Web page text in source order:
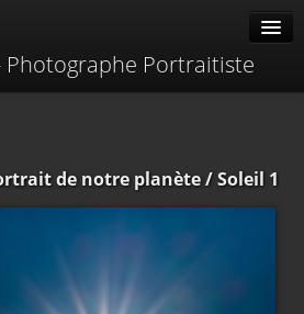
Photographe Portraitiste
de notre planète/ Soleil 1